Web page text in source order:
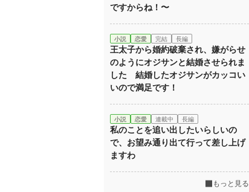
ですからね！〜
小説 恋愛 完結 長編
王太子から婚約破棄され、嫌がらせ
のようにオジサンと結婚させられま
した 結婚したオジサンがカッコい
いので満足です！
小説 恋愛 連載中 長編
私のことを追い出したいらしいの
で、お望み通り出て行って差し上げ
ますわ
もっと見る